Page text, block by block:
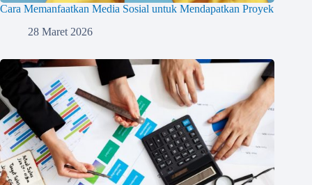
Cara Memanfaatkan Media Sosial untuk Mendapatkan Proyek
28 Maret 2026